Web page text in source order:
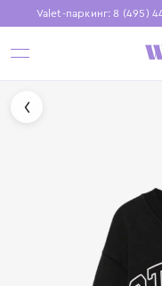
Valet-паркинг: 8 (495)
Бесплатная
Установите